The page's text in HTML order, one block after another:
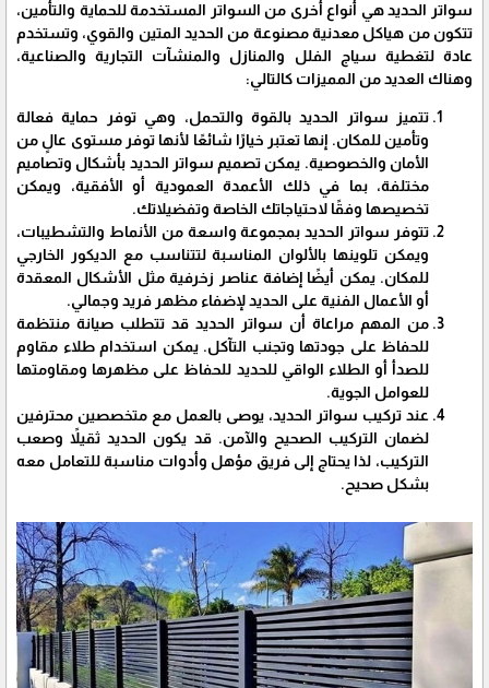
سواتر الحديد هي أنواع أخرى من السواتر المستخدمة للحماية والتأمين،
تتكون من هياكل معدنية مصنوعة من الحديد المتين والقوي، وتستخدم
عادة لتغطية سياج الفلل والمنازل والمنشآت التجارية والصناعية،
وهناك العديد من المميزات كالتالي:
تتميز سواتر الحديد بالقوة والتحمل، وهي توفر حماية فعالة
وتأمين للمكان. إنها تعتبر خيارًا شائعًا لأنها توفر مستوى عالٍ من
الأمان والخصوصية. يمكن تصميم سواتر الحديد بأشكال وتصاميم
مختلفة، بما في ذلك الأعمدة العمودية أو الأفقية، ويمكن
تخصيصها وفقًا لاحتياجاتك الخاصة وتفضيلاتك.
تتوفر سواتر الحديد بمجموعة واسعة من الأنماط والتشطيبات،
ويمكن تلوينها بالألوان المناسبة لتتناسب مع الديكور الخارجي
للمكان. يمكن أيضًا إضافة عناصر زخرفية مثل الأشكال المعقدة
أو الأعمال الفنية على الحديد لإضفاء مظهر فريد وجمالي.
من المهم مراعاة أن سواتر الحديد قد تتطلب صيانة منتظمة
للحفاظ على جودتها وتجنب التآكل. يمكن استخدام طلاء مقاوم
للصدأ أو الطلاء الواقي للحديد للحفاظ على مظهرها ومقاومتها
للعوامل الجوية.
عند تركيب سواتر الحديد، يوصى بالعمل مع متخصصين محترفين
لضمان التركيب الصحيح والآمن. قد يكون الحديد ثقيلاً وصعب
التركيب، لذا يحتاج إلى فريق مؤهل وأدوات مناسبة للتعامل معه
بشكل صحيح.